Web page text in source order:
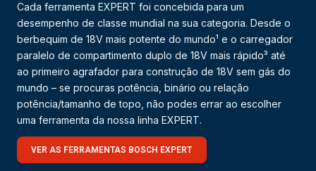
Cada ferramenta EXPERT foi concebida para um
desempenho de classe mundial na sua categoria. Desde o
berbequim de 18V mais potente do mundo¹ e o carregador
paralelo de compartimento duplo de 18V mais rápido³ até
ao primeiro agrafador para construção de 18V sem gás do
mundo – se procuras potência, binário ou relação
potência/tamanho de topo, não podes errar ao escolher
uma ferramenta da nossa linha EXPERT.
VER AS FERRAMENTAS BOSCH EXPERT